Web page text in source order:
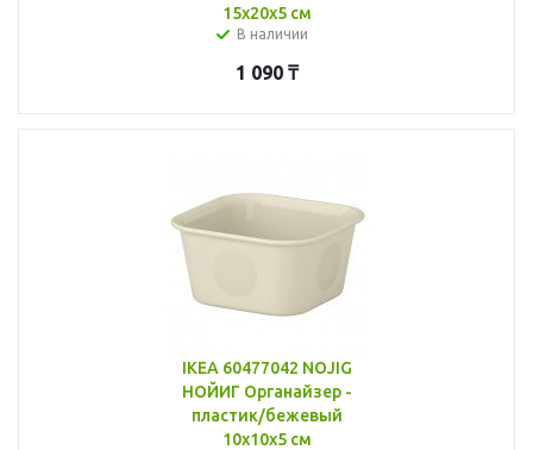
15x20x5 см
В наличии
1 090 ₸
IKEA 60477042 NOJIG
НОЙИГ Органайзер -
пластик/бежевый
10x10x5 см